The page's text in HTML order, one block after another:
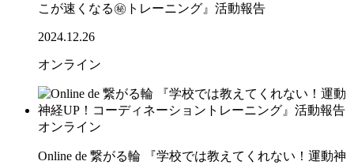
こが速くなる㊙トレーニング』活動報告
2024.12.26
オンライン
オンライン
Online de 繋がる輪 『学校では教えてくれない！運動神